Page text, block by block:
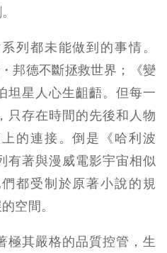
列都未能做到的事情。
邦德不斷拯救世界；《變
坦星人心生齟齬。但每一
只存在時間的先後和人物
的連接。倒是《哈利波
有著與漫威電影宇宙相似
都受制於原著小說的規
空間。
極其嚴格的品質控管，生